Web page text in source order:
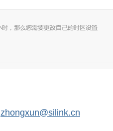
zhongxun@silink.cn